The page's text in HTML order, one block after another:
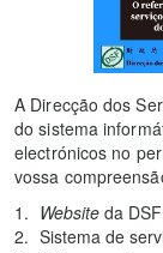
A Direcção dos
do sistema
electrónicos no
vossa
Website da
Sistema de